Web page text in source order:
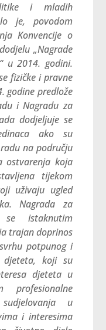
i mladih
je, povodom
Konvencije o
„Nagrade
u 2014. godini.
fizičke i pravne
godine predlože
i Nagradu za
dodjeljuje se
ako su
na području
ostvarenja koja
tijekom
uživaju ugled
Nagrada za
istaknutim
trajan doprinos
potpunog i
djeteta, koji su
djeteta u
profesionalne
u
i interesima